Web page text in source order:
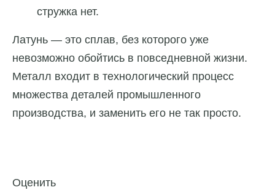
стружка нет.
Латунь — это сплав, без которого уже
невозможно обойтись в повседневной жизни.
Металл входит в технологический процесс
множества деталей промышленного
производства, и заменить его не так просто.
Оценить